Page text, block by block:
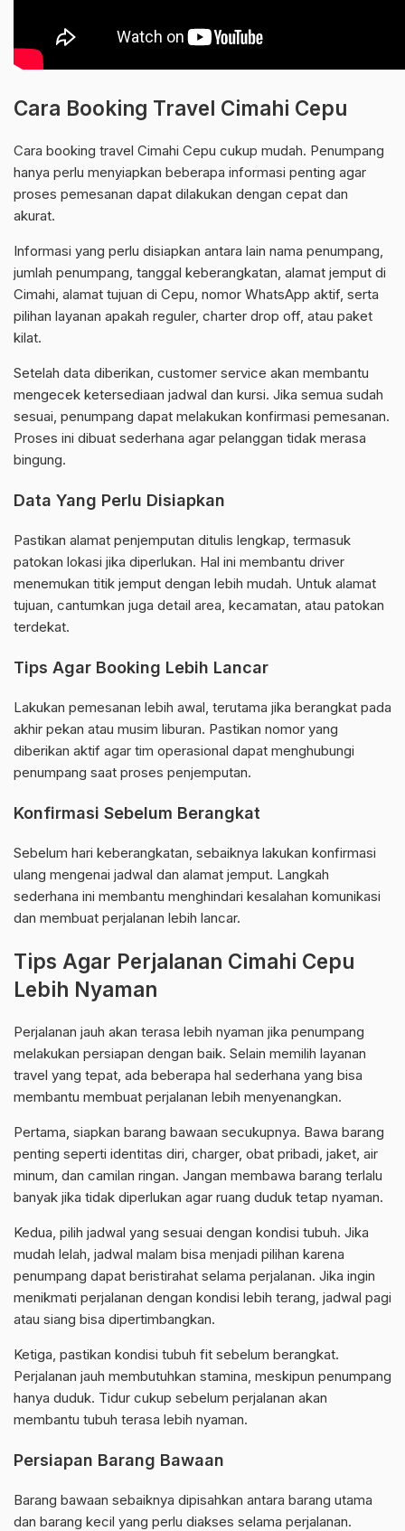
Cara Booking Travel Cimahi Cepu
Cara booking travel Cimahi Cepu cukup mudah. Penumpang
hanya perlu menyiapkan beberapa informasi penting agar
proses pemesanan dapat dilakukan dengan cepat dan
akurat.
Informasi yang perlu disiapkan antara lain nama penumpang,
jumlah penumpang, tanggal keberangkatan, alamat jemput di
Cimahi, alamat tujuan di Cepu, nomor WhatsApp aktif, serta
pilihan layanan apakah reguler, charter drop off, atau paket
kilat.
Setelah data diberikan, customer service akan membantu
mengecek ketersediaan jadwal dan kursi. Jika semua sudah
sesuai, penumpang dapat melakukan konfirmasi pemesanan.
Proses ini dibuat sederhana agar pelanggan tidak merasa
bingung.
Data Yang Perlu Disiapkan
Pastikan alamat penjemputan ditulis lengkap, termasuk
patokan lokasi jika diperlukan. Hal ini membantu driver
menemukan titik jemput dengan lebih mudah. Untuk alamat
tujuan, cantumkan juga detail area, kecamatan, atau patokan
terdekat.
Tips Agar Booking Lebih Lancar
Lakukan pemesanan lebih awal, terutama jika berangkat pada
akhir pekan atau musim liburan. Pastikan nomor yang
diberikan aktif agar tim operasional dapat menghubungi
penumpang saat proses penjemputan.
Konfirmasi Sebelum Berangkat
Sebelum hari keberangkatan, sebaiknya lakukan konfirmasi
ulang mengenai jadwal dan alamat jemput. Langkah
sederhana ini membantu menghindari kesalahan komunikasi
dan membuat perjalanan lebih lancar.
Tips Agar Perjalanan Cimahi Cepu
Lebih Nyaman
Perjalanan jauh akan terasa lebih nyaman jika penumpang
melakukan persiapan dengan baik. Selain memilih layanan
travel yang tepat, ada beberapa hal sederhana yang bisa
membantu membuat perjalanan lebih menyenangkan.
Pertama, siapkan barang bawaan secukupnya. Bawa barang
penting seperti identitas diri, charger, obat pribadi, jaket, air
minum, dan camilan ringan. Jangan membawa barang terlalu
banyak jika tidak diperlukan agar ruang duduk tetap nyaman.
Kedua, pilih jadwal yang sesuai dengan kondisi tubuh. Jika
mudah lelah, jadwal malam bisa menjadi pilihan karena
penumpang dapat beristirahat selama perjalanan. Jika ingin
menikmati perjalanan dengan kondisi lebih terang, jadwal pagi
atau siang bisa dipertimbangkan.
Ketiga, pastikan kondisi tubuh fit sebelum berangkat.
Perjalanan jauh membutuhkan stamina, meskipun penumpang
hanya duduk. Tidur cukup sebelum perjalanan akan
membantu tubuh terasa lebih nyaman.
Persiapan Barang Bawaan
Barang bawaan sebaiknya dipisahkan antara barang utama
dan barang kecil yang perlu diakses selama perjalanan.